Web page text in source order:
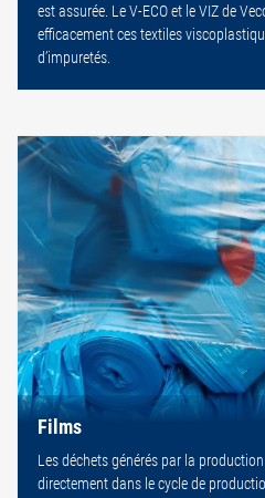
est assurée. Le V-ECO et le VIZ de
efficacement ces textiles
d’impuretés.
Films
Les déchets générés par la
directement dans le cycle de